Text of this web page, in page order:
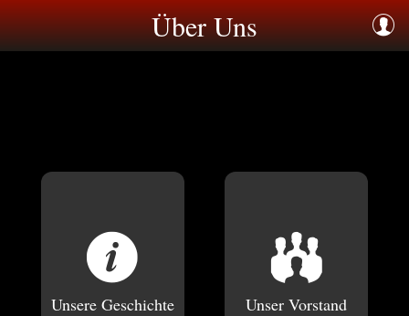
Über Uns
Unsere Geschichte Unser Vorstand